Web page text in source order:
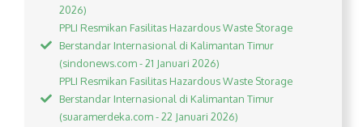
2026)
PPLI Resmikan Fasilitas Hazardous Waste Storage
Berstandar Internasional di Kalimantan Timur
(sindonews.com - 21 Januari 2026)
PPLI Resmikan Fasilitas Hazardous Waste Storage
Berstandar Internasional di Kalimantan Timur
(suaramerdeka.com - 22 Januari 2026)